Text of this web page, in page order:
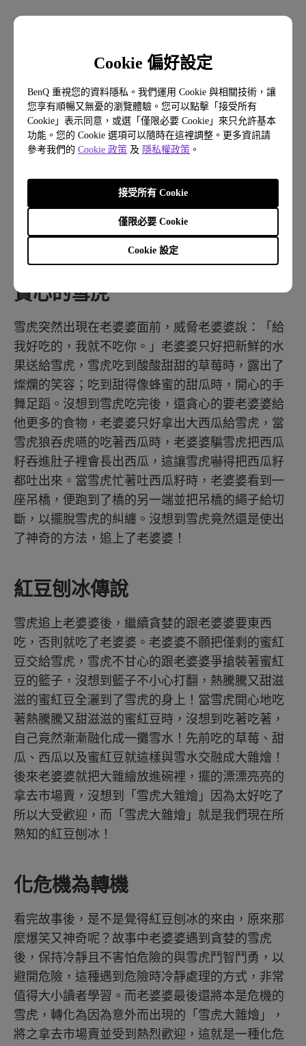
Cookie 偏好設定
BenQ 重視您的資料隱私。我們運用 Cookie 與相關技術，讓
您享有順暢又無憂的瀏覽體驗。您可以點擊「接受所有
Cookie」表示同意，或選「僅限必要 Cookie」來只允許基本
功能。您的 Cookie 選項可以隨時在這裡調整。更多資訊請
參考我們的 Cookie 政策 及 隱私權政策 。
Cookie 設定
僅限必要 Cookie
接受所有 Cookie
溫暖的日子下雪，會有雪虎出
現！？
這天，老婆婆一如往常的在田地裡採摘新鮮的草
莓、西瓜、甜瓜，還特製了一大罐超好吃的蜜紅
些食物，在前往市場的路上時，竟然下起雪來！老
婆婆感到有些害怕，因為傳說在溫暖的日子下雪，
就會有雪虎出現，這時草叢裡有一雙銳利的眼睛正
盯著老婆婆，那雙銳利眼神的主人就是雪虎！
貪心的雪虎
雪虎突然出現在老婆婆面前，威脅老婆婆說：「給
我好吃的，我就不吃你。」老婆婆只好把新鮮的水
果送給雪虎，雪虎吃到酸酸甜甜的草莓時，露出了
燦爛的笑容；吃到甜得像蜂蜜的甜瓜時，開心的手
舞足蹈。沒想到雪虎吃完後，還貪心的要老婆婆給
他更多的食物，老婆婆只好拿出大西瓜給雪虎，當
雪虎狼吞虎嚥的吃著西瓜時，老婆婆騙雪虎把西瓜
籽吞進肚子裡會長出西瓜，這讓雪虎嚇得把西瓜籽
都吐出來。當雪虎忙著吐西瓜籽時，老婆婆看到一
座吊橋，便跑到了橋的另一端並把吊橋的繩子給切
斷，以擺脫雪虎的糾纏。沒想到雪虎竟然還是使出
了神奇的方法，追上了老婆婆！
紅豆刨冰傳說
雪虎追上老婆婆後，繼續貪婪的跟老婆婆要東西
吃，否則就吃了老婆婆。老婆婆不願把僅剩的蜜紅
豆交給雪虎，雪虎不甘心的跟老婆婆爭搶裝著蜜紅
豆的籃子，沒想到籃子不小心打翻，熱騰騰又甜滋
滋的蜜紅豆全灑到了雪虎的身上！當雪虎開心地吃
著熱騰騰又甜滋滋的蜜紅豆時，沒想到吃著吃著，
自己竟然漸漸融化成一攤雪水！先前吃的草莓、甜
瓜、西瓜以及蜜紅豆就這樣與雪水交融成大雜燴！
後來老婆婆就把大雜繪放進碗裡，擺的漂漂亮亮的
拿去市場賣，沒想到「雪虎大雜燴」因為太好吃了
所以大受歡迎，而「雪虎大雜燴」就是我們現在所
熟知的紅豆刨冰！
化危機為轉機
看完故事後，是不是覺得紅豆刨冰的來由，原來那
麼爆笑又神奇呢？故事中老婆婆遇到貪婪的雪虎
後，保持冷靜且不害怕危險的與雪虎鬥智鬥勇，以
避開危險，這種遇到危險時冷靜處理的方式，非常
值得大小讀者學習。而老婆婆最後還將本是危機的
雪虎，轉化為因為意外而出現的「雪虎大雜燴」，
將之拿去市場賣並受到熱烈歡迎，這就是一種化危